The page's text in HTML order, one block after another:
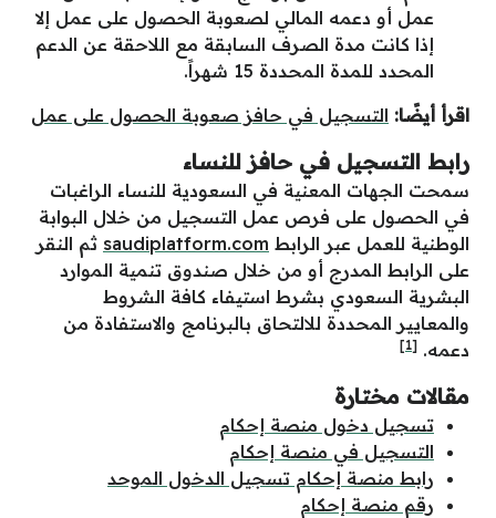
عمل أو دعمه المالي لصعوبة الحصول على عمل إلا
إذا كانت مدة الصرف السابقة مع اللاحقة عن الدعم
المحدد للمدة المحددة 15 شهراً.
اقرأ أيضًا: التسجيل في حافز صعوبة الحصول على عمل
رابط التسجيل في حافز للنساء
سمحت الجهات المعنية في السعودية للنساء الراغبات
في الحصول على فرص عمل التسجيل من خلال البوابة
الوطنية للعمل عبر الرابط saudiplatform.com ثم النقر
على الرابط المدرج أو من خلال صندوق تنمية الموارد
البشرية السعودي بشرط استيفاء كافة الشروط
والمعايير المحددة للالتحاق بالبرنامج والاستفادة من
دعمه. [1]
مقالات مختارة
تسجيل دخول منصة إحكام
التسجيل في منصة إحكام
رابط منصة إحكام تسجيل الدخول الموحد
رقم منصة إحكام